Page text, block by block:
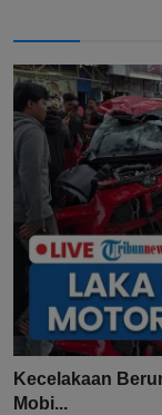
Kecelakaan
Mobi...